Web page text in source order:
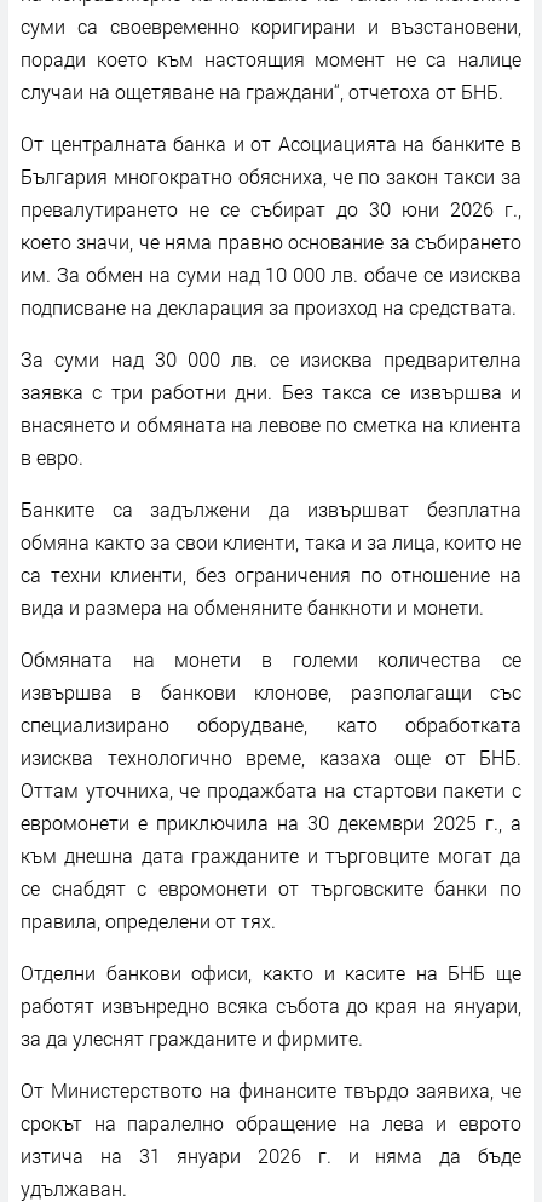
суми са своевременно коригирани и възстановени,
поради което към настоящия момент не са налице
случаи на ощетяване на граждани“, отчетоха от БНБ.
От централната банка и от Асоциацията на банките в
България многократно обясниха, че по закон такси за
превалутирането не се събират до 30 юни 2026 г.,
което значи, че няма правно основание за събирането
им. За обмен на суми над 10 000 лв. обаче се изисква
подписване на декларация за произход на средствата.
За суми над 30 000 лв. се изисква предварителна
заявка с три работни дни. Без такса се извършва и
внасянето и обмяната на левове по сметка на клиента
в евро.
Банките са задължени да извършват безплатна
обмяна както за свои клиенти, така и за лица, които не
са техни клиенти, без ограничения по отношение на
вида и размера на обменяните банкноти и монети.
Обмяната на монети в големи количества се
извършва в банкови клонове, разполагащи със
специализирано оборудване, като обработката
изисква технологично време, казаха още от БНБ.
Оттам уточниха, че продажбата на стартови пакети с
евромонети е приключила на 30 декември 2025 г., а
към днешна дата гражданите и търговците могат да
се снабдят с евромонети от търговските банки по
правила, определени от тях.
Отделни банкови офиси, както и касите на БНБ ще
работят извънредно всяка събота до края на януари,
за да улеснят гражданите и фирмите.
От Министерството на финансите твърдо заявиха, че
срокът на паралелно обращение на лева и еврото
изтича на 31 януари 2026 г. и няма да бъде
удължаван.